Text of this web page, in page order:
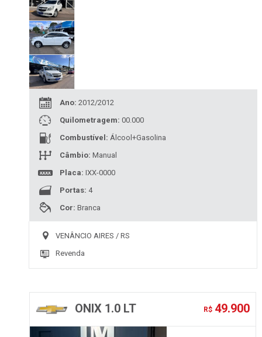
Ano: 2012/2012
Quilometragem: 00.000
Combustível: Álcool+Gasolina
Câmbio: Manual
Placa: IXX-0000
Portas: 4
Cor: Branca
VENÂNCIO AIRES / RS
Revenda
R$ 49.900
ONIX 1.0 LT